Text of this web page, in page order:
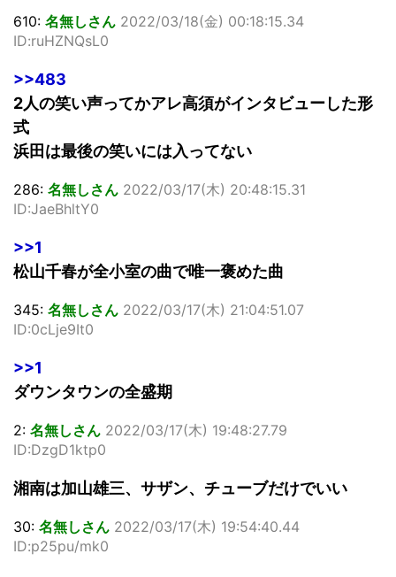
610: 名無しさん 2022/03/18(金) 00:18:15.34
ID:ruHZNQsL0
>>483
2人の笑い声ってかアレ高須がインタビューした形
式
浜田は最後の笑いには入ってない
286: 名無しさん 2022/03/17(木) 20:48:15.31
ID:JaeBhltY0
>>1
松山千春が全小室の曲で唯一褒めた曲
345: 名無しさん 2022/03/17(木) 21:04:51.07
ID:0cLje9It0
>>1
ダウンタウンの全盛期
2: 名無しさん 2022/03/17(木) 19:48:27.79
ID:DzgD1ktp0
湘南は加山雄三、サザン、チューブだけでいい
30: 名無しさん 2022/03/17(木) 19:54:40.44
ID:p25pu/mk0